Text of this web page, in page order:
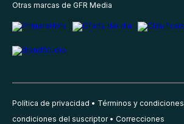
Otras marcas de GFR Media
Política de privacidad Términos y condiciones
condiciones del suscriptor
Correcciones